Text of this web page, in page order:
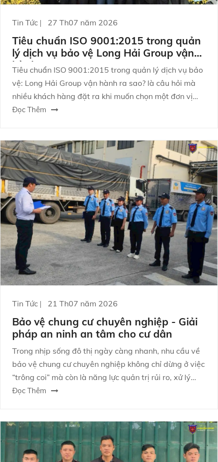
Tin Tức 27 Th07 năm 2026
Tiêu chuẩn ISO 9001:2015 trong quản
lý dịch vụ bảo vệ Long Hải Group vận
hành ra sao?
Tiêu chuẩn ISO 9001:2015 trong quản lý dịch vụ bảo
vệ: Long Hải Group vận hành ra sao? là câu hỏi mà
nhiều khách hàng đặt ra khi muốn chọn một đơn vị
bảo vệ không chỉ làm “đủ việc”, mà còn vận hành
Đọc Thêm
Tin Tức 21 Th07 năm 2026
Bảo vệ chung cư chuyên nghiệp - Giải
pháp an ninh an tâm cho cư dân
Trong nhịp sống đô thị ngày càng nhanh, nhu cầu về
bảo vệ chung cư chuyên nghiệp không chỉ dừng ở việc
“trông coi” mà còn là năng lực quản trị rủi ro, xử lý
tình huống và phối hợp đa bên để tạo ra môi trường
Đọc Thêm